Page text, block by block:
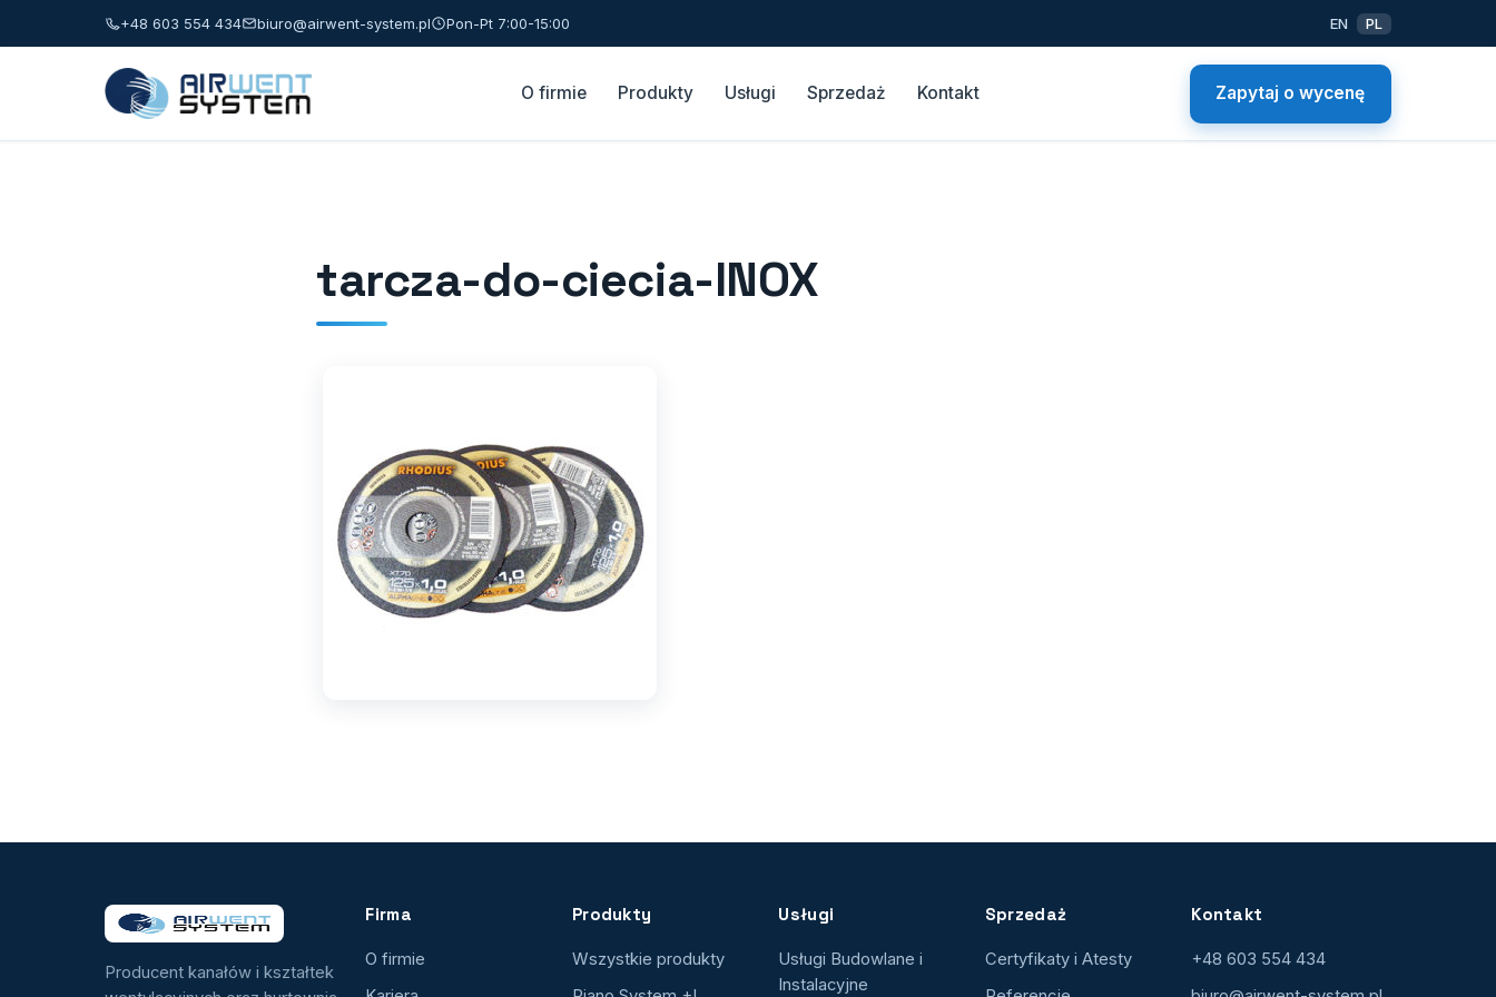
+48 603 554 434 biuro@airwent-system.pl Pon-Pt 7:00-15:00 EN PL
O firmie Produkty Usługi Sprzedaż Kontakt Zapytaj o wycenę
tarcza-do-ciecia-INOX
Producent kanałów i kształtek
Firma
O firmie
Produkty
Wszystkie produkty
Usługi
Usługi Budowlane i
Instalacyjne
Sprzedaż
Certyfikaty i Atesty
Kontakt
+48 603 554 434